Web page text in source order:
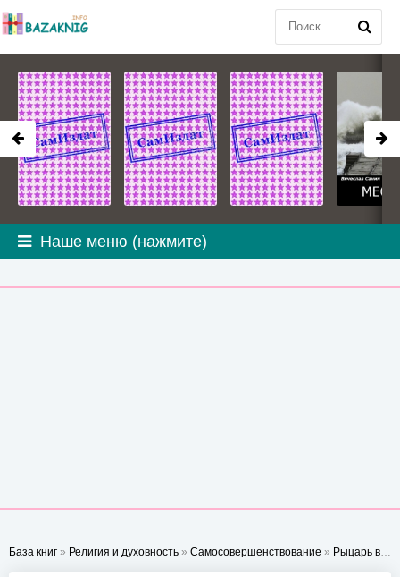
Наше меню (нажмите)
База книг » Религия и духовность » Самосовершенствование » Рыцарь в ржавых доспехах